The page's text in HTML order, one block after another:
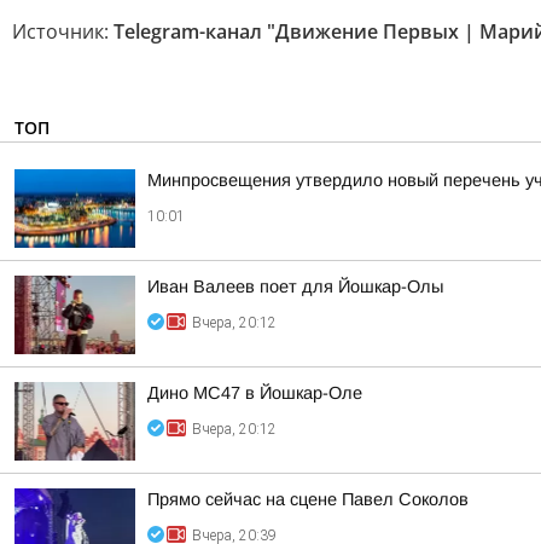
Источник: Telegram-канал "Движение Первых |
ТОП
Минпросвещения утвердило новый перечень
10:01
Иван Валеев поет для Йошкар-Олы
Вчера, 20:12
Дино МС47 в Йошкар-Оле
Вчера, 20:12
Прямо сейчас на сцене Павел Соколов
Вчера, 20:39